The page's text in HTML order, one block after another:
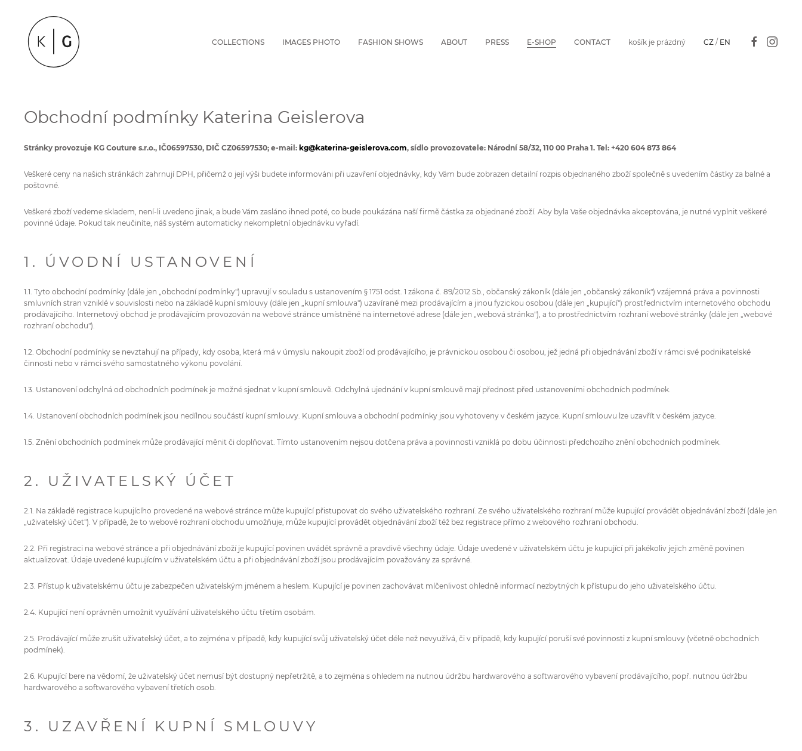
COLLECTIONS IMAGES PHOTO FASHION SHOWS ABOUT PRESS E-SHOP CONTACT košík je prázdný CZ / EN
Obchodní podmínky Katerina Geislerova
Stránky provozuje KG Couture s.r.o., IČ06597530, DIČ CZ06597530; e-mail: kg@katerina-geislerova.com, sídlo provozovatele: Národní 58/32, 110 00 Praha 1. Tel: +420 604 873 864
Veškeré ceny na našich stránkách zahrnují DPH, přičemž o její výši budete informováni při uzavření objednávky, kdy Vám bude zobrazen detailní rozpis objednaného zboží společně s uvedením částky za balné a
poštovné.
Veškeré zboží vedeme skladem, není-li uvedeno jinak, a bude Vám zasláno ihned poté, co bude poukázána naší firmě částka za objednané zboží. Aby byla Vaše objednávka akceptována, je nutné vyplnit veškeré
povinné údaje. Pokud tak neučiníte, náš systém automaticky nekompletní objednávku vyřadí.
1. ÚVODNÍ USTANOVENÍ
1.1. Tyto obchodní podmínky (dále jen „obchodní podmínky") upravují v souladu s ustanovením § 1751 odst. 1 zákona č. 89/2012 Sb., občanský zákoník (dále jen „občanský zákoník") vzájemná práva a povinnosti
smluvních stran vzniklé v souvislosti nebo na základě kupní smlouvy (dále jen „kupní smlouva") uzavírané mezi prodávajícím a jinou fyzickou osobou (dále jen „kupující") prostřednictvím internetového obchodu
prodávajícího. Internetový obchod je prodávajícím provozován na webové stránce umístněné na internetové adrese (dále jen „webová stránka"), a to prostřednictvím rozhraní webové stránky (dále jen „webové
rozhraní obchodu").
1.2. Obchodní podmínky se nevztahují na případy, kdy osoba, která má v úmyslu nakoupit zboží od prodávajícího, je právnickou osobou či osobou, jež jedná při objednávání zboží v rámci své podnikatelské
činnosti nebo v rámci svého samostatného výkonu povolání.
1.3. Ustanovení odchylná od obchodních podmínek je možné sjednat v kupní smlouvě. Odchylná ujednání v kupní smlouvě mají přednost před ustanoveními obchodních podmínek.
1.4. Ustanovení obchodních podmínek jsou nedílnou součástí kupní smlouvy. Kupní smlouva a obchodní podmínky jsou vyhotoveny v českém jazyce. Kupní smlouvu lze uzavřít v českém jazyce.
1.5. Znění obchodních podmínek může prodávající měnit či doplňovat. Tímto ustanovením nejsou dotčena práva a povinnosti vzniklá po dobu účinnosti předchozího znění obchodních podmínek.
2. UŽIVATELSKÝ ÚČET
2.1. Na základě registrace kupujícího provedené na webové stránce může kupující přistupovat do svého uživatelského rozhraní. Ze svého uživatelského rozhraní může kupující provádět objednávání zboží (dále jen
„uživatelský účet"). V případě, že to webové rozhraní obchodu umožňuje, může kupující provádět objednávání zboží též bez registrace přímo z webového rozhraní obchodu.
2.2. Při registraci na webové stránce a při objednávání zboží je kupující povinen uvádět správně a pravdivě všechny údaje. Údaje uvedené v uživatelském účtu je kupující při jakékoliv jejich změně povinen
aktualizovat. Údaje uvedené kupujícím v uživatelském účtu a při objednávání zboží jsou prodávajícím považovány za správné.
2.3. Přístup k uživatelskému účtu je zabezpečen uživatelským jménem a heslem. Kupující je povinen zachovávat mlčenlivost ohledně informací nezbytných k přístupu do jeho uživatelského účtu.
2.4. Kupující není oprávněn umožnit využívání uživatelského účtu třetím osobám.
2.5. Prodávající může zrušit uživatelský účet, a to zejména v případě, kdy kupující svůj uživatelský účet déle než nevyužívá, či v případě, kdy kupující poruší své povinnosti z kupní smlouvy (včetně obchodních
podmínek).
2.6. Kupující bere na vědomí, že uživatelský účet nemusí být dostupný nepřetržitě, a to zejména s ohledem na nutnou údržbu hardwarového a softwarového vybavení prodávajícího, popř. nutnou údržbu
hardwarového a softwarového vybavení třetích osob.
3. UZAVŘENÍ KUPNÍ SMLOUVY